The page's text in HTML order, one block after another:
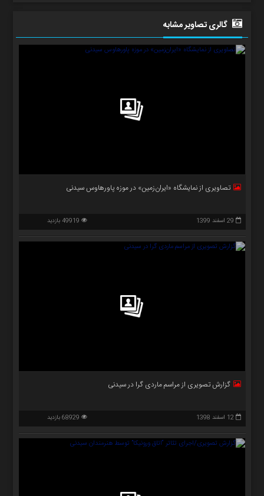
گالری تصاویر مشابه
تصاویری از نمایشگاه «ایران‌زمین» در موزه پاورهاوس سیدنی
29 اسفند 1399
گزارش تصویری از مراسم ماردی گرا در سیدنی
12 اسفند 1398